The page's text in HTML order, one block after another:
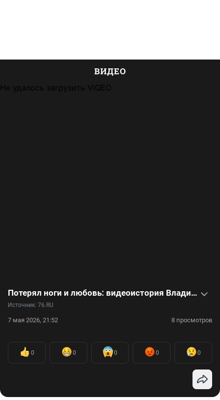
ВИДЕО
Не удалось загрузить VIQEO
Потерял ноги и любовь: видеоистория Владимира, жизнь которого перевернул странный случай
Источник: 76.RU
7 мая 2026, 21:52 8 просмотров
0 0 0 0 0